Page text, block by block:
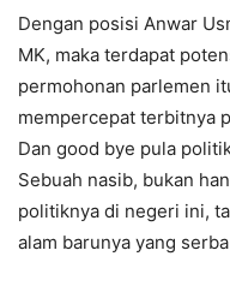
Dengan posisi Anwar
MK, maka terdapat
permohonan parlemen
mempercepat terbitnya
Dan good bye pula
Sebuah nasib, bukan
politiknya di negeri ini,
alam barunya yang